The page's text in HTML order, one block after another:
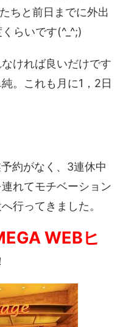
ちと前日までに外出
らいです(^_^;)
ければ良いだけです
。これも月に1，2日
約がなく、3連休中
れてモチベーション
行ってきました。
WEBヒ